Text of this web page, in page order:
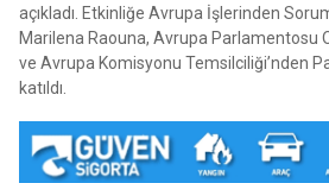
açıkladı. Etkinliğe Avrupa İşlerinden
Marilena Raouna, Avrupa Parlamentosu
ve Avrupa Komisyonu Temsilciliği’nden
katıldı.